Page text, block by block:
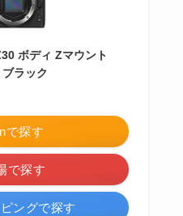
ボディ Zマウント
ラック
で探す
で探す
ングで探す